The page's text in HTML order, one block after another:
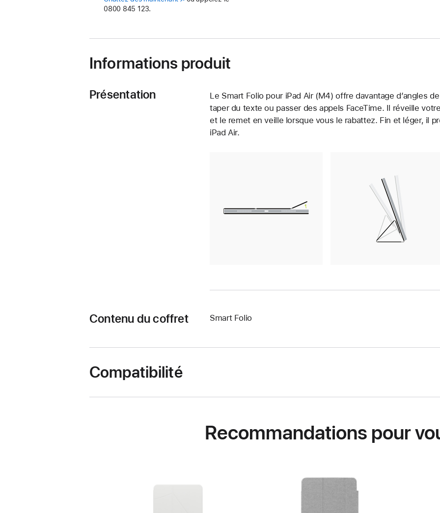
fenêtre)
0800 845 123.
Informations produit
Présentation
Le Smart Folio pour iPad Air (M4) offre davantage d’angles
taper du texte ou passer des appels FaceTime. Il réveille
et le remet en veille lorsque vous le rabattez. Fin et léger, il
iPad Air.
Contenu du coffret Smart Folio
Compatibilité
Recommandations pour